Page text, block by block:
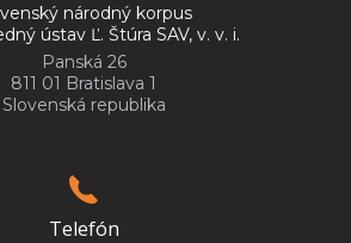
národný korpus
ústav Ľ. Štúra SAV, v. v. i.
Panská 26
811 01 Bratislava 1
Slovenská republika
Telefón